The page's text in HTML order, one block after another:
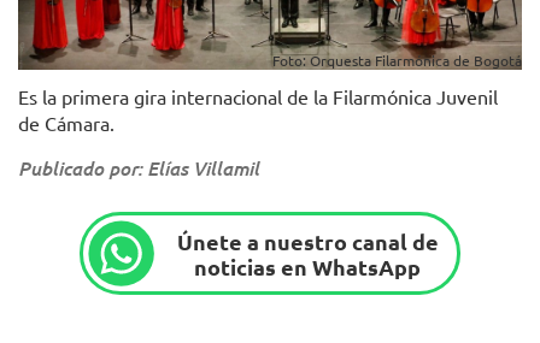
Foto: Orquesta Filarmónica de Bogotá
Es la primera gira internacional de la Filarmónica Juvenil
de Cámara.
Publicado por: Elías Villamil
Únete a nuestro canal de
noticias en WhatsApp